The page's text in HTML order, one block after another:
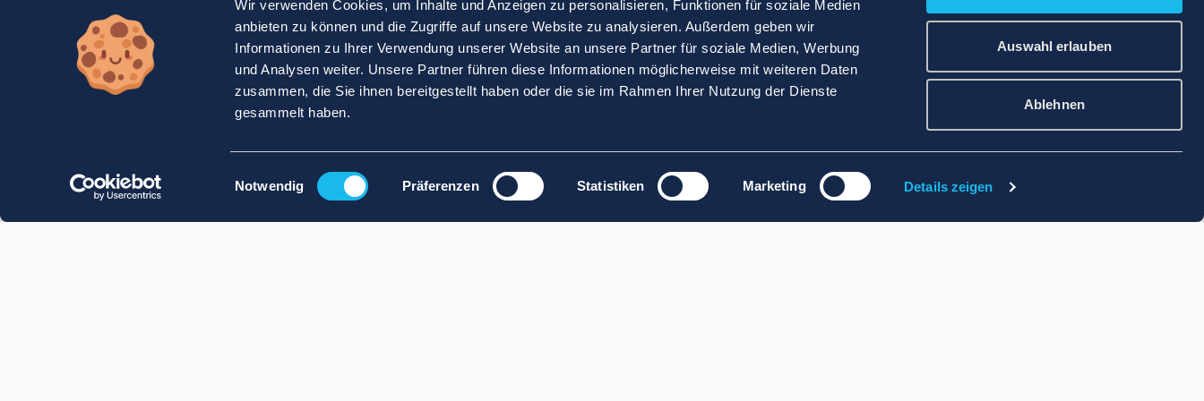
Wir verwenden Cookies, um Inhalte und Anzeigen zu personalisieren, Funktionen für soziale Medien
anbieten zu können und die Zugriffe auf unsere Website zu analysieren. Außerdem geben wir
Informationen zu Ihrer Verwendung unserer Website an unsere Partner für soziale Medien, Werbung
und Analysen weiter. Unsere Partner führen diese Informationen möglicherweise mit weiteren Daten
zusammen, die Sie ihnen bereitgestellt haben oder die sie im Rahmen Ihrer Nutzung der Dienste
gesammelt haben.
Einwilligungsauswahl
Notwendig Präferenzen Statistiken Marketing Details zeigen
Auswahl erlauben
Ablehnen